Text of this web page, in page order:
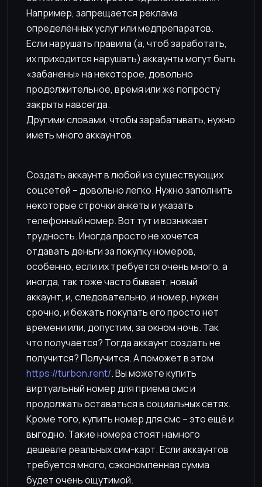
Например, запрещается реклама
определённых услуг или медпрепаратов.
Если нарушать правила (а, чтоб заработать,
их приходится нарушать) аккаунты могут быть
«забанены» на некоторое, довольно
продолжительное, время или же попросту
закрыты навсегда.
Другими словами, чтобы зарабатывать, нужно
иметь много аккаунтов.
Создать аккаунт в любой из существующих
соцсетей – довольно легко. Нужно заполнить
некоторые строчки анкеты и указать
телефонный номер. Вот тут и возникает
трудность. Иногда просто не хочется
отдавать деньги за покупку номеров,
особенно, если их требуется очень много, а
иногда, так тоже часто бывает, новый
аккаунт, и, следовательно, и номер, нужен
срочно, и бежать покупать его просто нет
времени или, допустим, за окном ночь. Так
что получается? Тогда аккаунт создать не
получится? Получится. А поможет в этом
https://turbon.rent/. Вы можете купить
виртуальный номер для приема смс и
продолжать оставаться в социальных сетях.
Кроме того, купить номер для смс – это ещё и
выгодно. Такие номера стоят намного
дешевле реальных сим-карт. Если аккаунтов
требуется много, сэкономленная сумма
будет очень ощутимой.